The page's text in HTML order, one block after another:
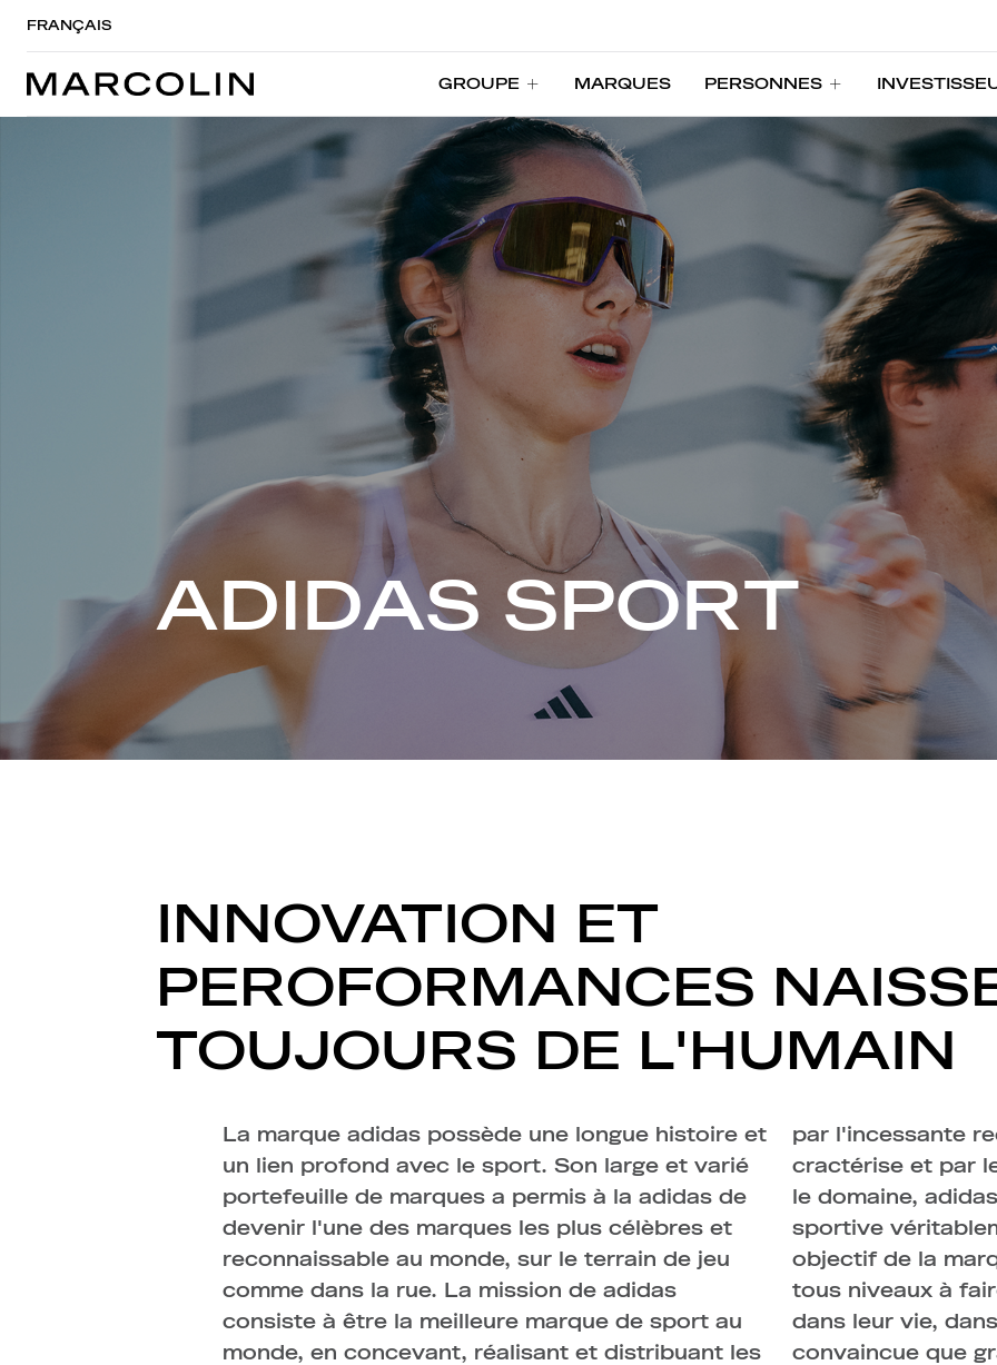
FRANÇAIS
GROUPE
MARQUES
PERSONNES
ADIDAS SPORT
INNOVATION ET
PEROFORMANCES
TOUJOURS DE L'HUMAIN
La marque adidas possède une longue histoire et
un lien profond avec le sport. Son large et varié
portefeuille de marques a permis à la adidas de
devenir l'une des marques les plus célèbres et
reconnaissable au monde, sur le terrain de jeu
comme dans la rue. La mission de adidas
consiste à être la meilleure marque de sport au
monde, en concevant, réalisant et distribuant les
par l'incessante recherche d'innovation qui la
cractérise et par les dizaines d'expériences dans
le domaine, adidas a développé une offre
sportive véritablement unique et complète. L'
objectif de la marque est d'aider les athlètes de
tous niveaux à faire la différence - dans leur jeu,
dans leur vie, dans leur domaine. La marque est
convaincue que grâce au sport, on peut changer